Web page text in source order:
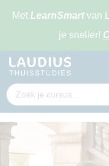
Met LearnSmartvan
je sneller!